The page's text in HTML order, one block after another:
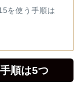
を使う手順は
順は5つ